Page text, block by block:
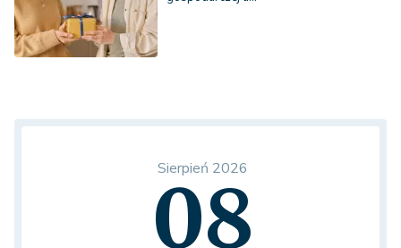
Sierpień 2026
08